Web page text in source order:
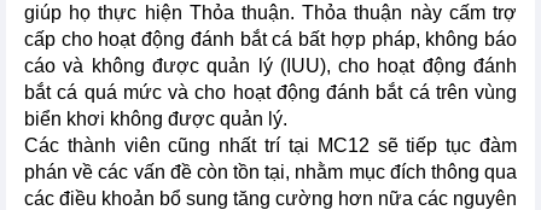
giúp họ thực hiện Thỏa thuận. Thỏa thuận này cấm trợ
cấp cho hoạt động đánh bắt cá bất hợp pháp, không báo
cáo và không được quản lý (IUU), cho hoạt động đánh
bắt cá quá mức và cho hoạt động đánh bắt cá trên vùng
biển khơi không được quản lý.
Các thành viên cũng nhất trí tại MC12 sẽ tiếp tục đàm
phán về các vấn đề còn tồn tại, nhằm mục đích thông qua
các điều khoản bổ sung tăng cường hơn nữa các nguyên